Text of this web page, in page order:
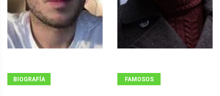
BIOGRAFÍA FAMOSOS